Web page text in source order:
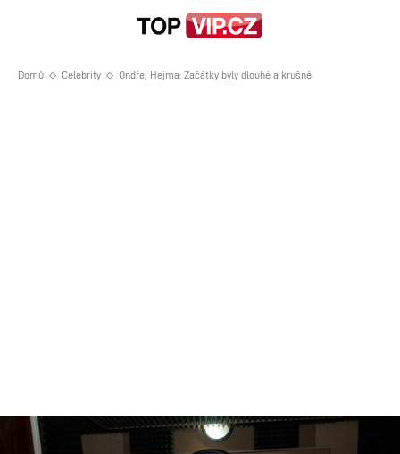
Domů Celebrity Ondřej Hejma: Začátky byly dlouhé a krušné